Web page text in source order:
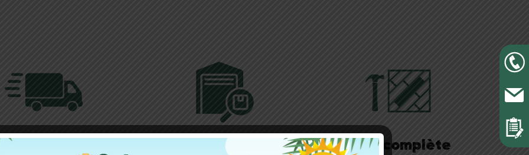
Livraison Stock permanent Pose complète